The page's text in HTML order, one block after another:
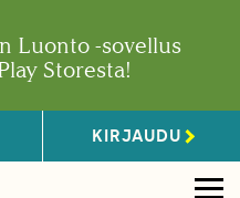
Luonto -sovellus
Storesta!
KIRJAUDU